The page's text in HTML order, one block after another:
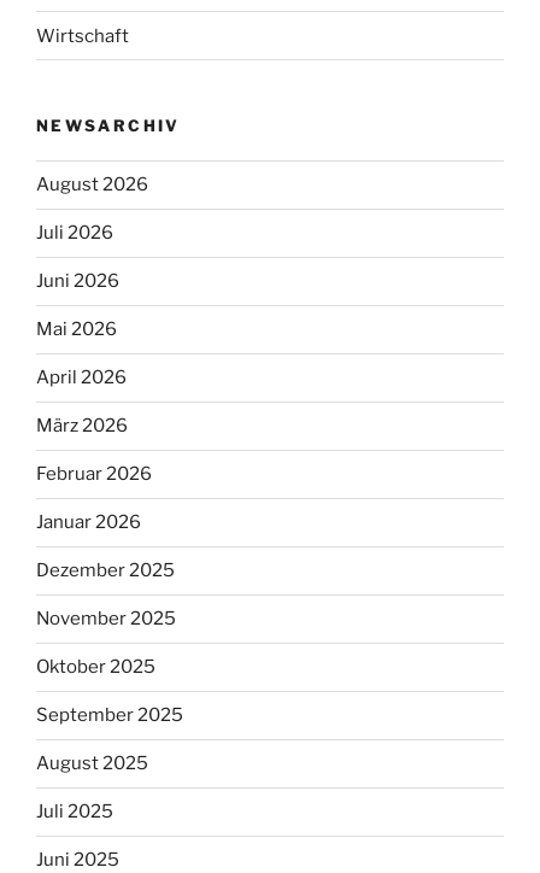
Wirtschaft
NEWSARCHIV
August 2026
Juli 2026
Juni 2026
Mai 2026
April 2026
März 2026
Februar 2026
Januar 2026
Dezember 2025
November 2025
Oktober 2025
September 2025
August 2025
Juli 2025
Juni 2025